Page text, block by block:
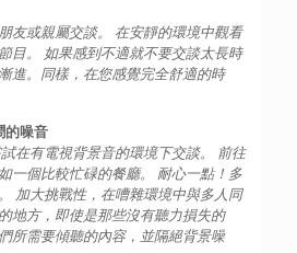
友或親屬交談。 在安靜的環境中觀看
目。 如果感到不適就不要交談太長時
進。同樣，在您感覺完全舒適的時
的噪音
在有電視背景音的環境下交談。 前往
一個比較忙碌的餐廳。 耐心一點！多
加大挑戰性，在嘈雜環境中與多人同
地方，即使是那些沒有聽力損失的
所需要傾聽的內容，並隔絕背景噪